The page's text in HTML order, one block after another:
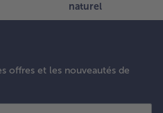
naturel
offres et les nouveautés de